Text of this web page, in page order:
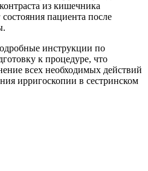
из кишечника
пациента после
инструкции по
к процедуре, что
всех необходимых действий
ирригоскопии в сестринском